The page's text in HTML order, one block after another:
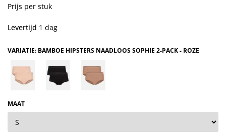
Prijs per stuk
Levertijd 1 dag
VARIATIE: BAMBOE HIPSTERS NAADLOOS SOPHIE 2-PACK - ROZE
MAAT